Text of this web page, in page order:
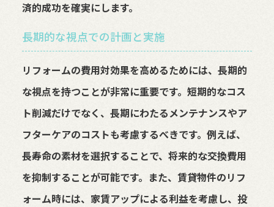
済的成功を確実にします。
長期的な視点での計画と実施
リフォームの費用対効果を高めるためには、長期的
な視点を持つことが非常に重要です。短期的なコス
ト削減だけでなく、長期にわたるメンテナンスやア
フターケアのコストも考慮するべきです。例えば、
長寿命の素材を選択することで、将来的な交換費用
を抑制することが可能です。また、賃貸物件のリフ
ォーム時には、家賃アップによる利益を考慮し、投